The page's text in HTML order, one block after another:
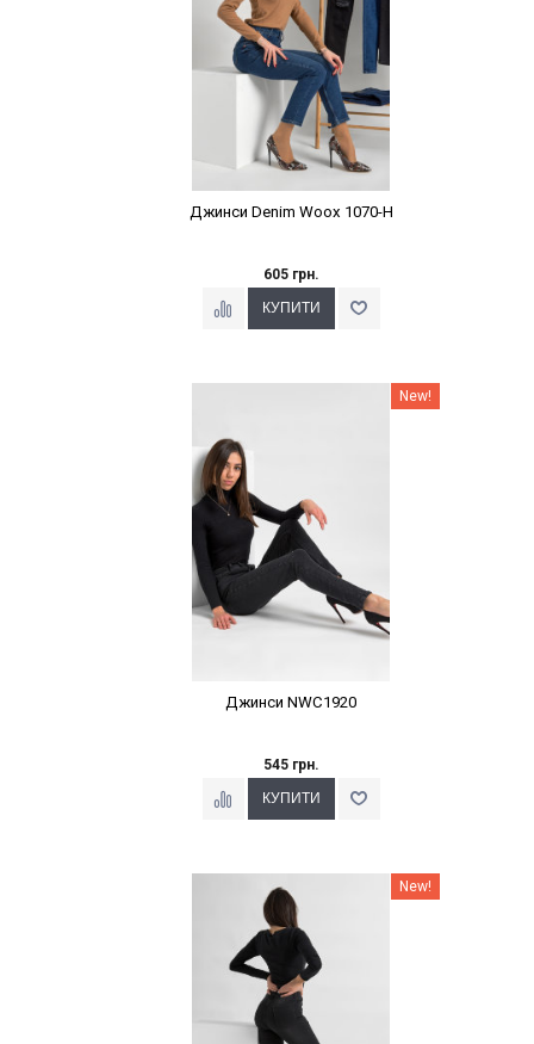
Джинси Denim Woox 1070-Н
605 грн.
New!
Джинси NWC1920
545 грн.
New!